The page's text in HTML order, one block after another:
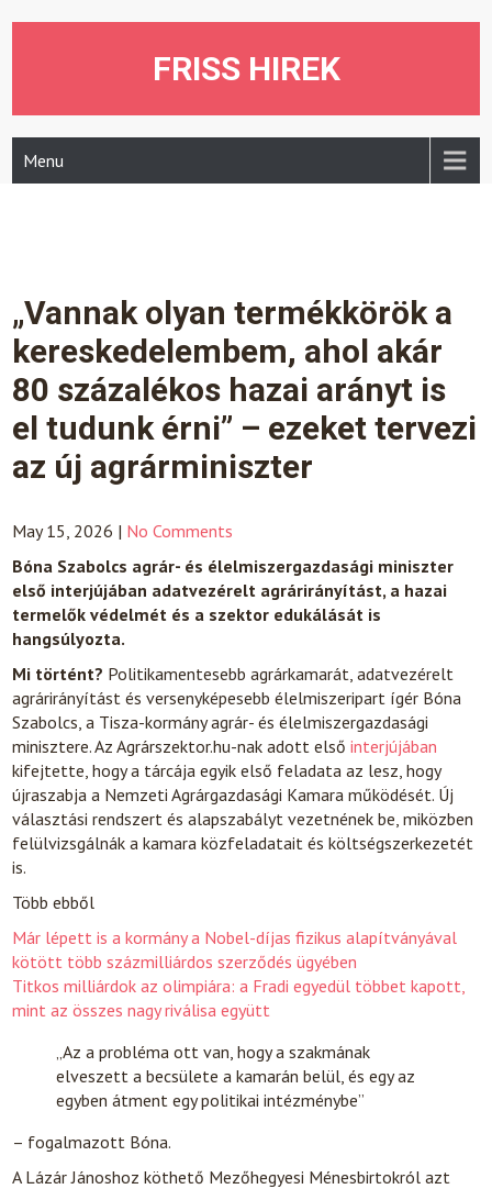
FRISS HIREK
Menu
„Vannak olyan termékkörök a
kereskedelembem, ahol akár
80 százalékos hazai arányt is
el tudunk érni” – ezeket tervezi
az új agrárminiszter
May 15, 2026 | No Comments
Bóna Szabolcs agrár- és élelmiszergazdasági miniszter
első interjújában adatvezérelt agrárirányítást, a hazai
termelők védelmét és a szektor edukálását is
hangsúlyozta.
Mi történt? Politikamentesebb agrárkamarát, adatvezérelt
agrárirányítást és versenyképesebb élelmiszeripart ígér Bóna
Szabolcs, a Tisza-kormány agrár- és élelmiszergazdasági
minisztere. Az Agrárszektor.hu-nak adott elsőinterjújában
kifejtette, hogy a tárcája egyik első feladata az lesz, hogy
újraszabja a Nemzeti Agrárgazdasági Kamara működését. Új
választási rendszert és alapszabályt vezetnének be, miközben
felülvizsgálnák a kamara közfeladatait és költségszerkezetét
is.
Több ebből
Már lépett is a kormány a Nobel-díjas fizikus alapítványával
kötött több százmilliárdos szerződés ügyében
Titkos milliárdok az olimpiára: a Fradi egyedül többet kapott,
mint az összes nagy riválisa együtt
„Az a probléma ott van, hogy a szakmának
elveszett a becsülete a kamarán belül, és egy az
egyben átment egy politikai intézménybe”
– fogalmazott Bóna.
A Lázár Jánoshoz köthető Mezőhegyesi Ménesbirtokról azt